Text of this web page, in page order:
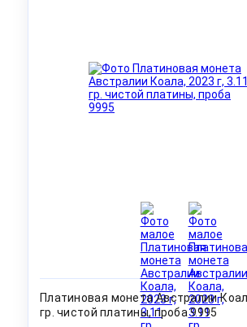
Платиновая монета Австралии
гр. чистой платины, проба 9995